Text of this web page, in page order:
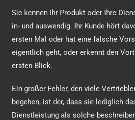
Sie kennen Ihr Produkt oder Ihre
in- und auswendig. Ihr Kunde hört
ersten Mal oder hat eine falsche
eigentlich geht, oder erkennt den
ersten Blick.
Ein großer Fehler, den viele
begehen, ist der, dass sie lediglich
Dienstleistung als solche